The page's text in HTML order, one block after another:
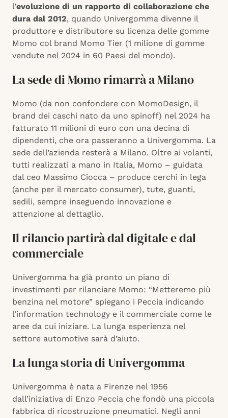
l’evoluzione di un rapporto di collaborazione che
dura dal 2012, quando Univergomma divenne il
produttore e distributore su licenza delle gomme
Momo col brand Momo Tier (1 milione di gomme
vendute nel 2024 in 60 Paesi del mondo).
La sede di Momo rimarrà a Milano
Momo (da non confondere con MomoDesign, il
brand dei caschi nato da uno spinoff) nel 2024 ha
fatturato 11 milioni di euro con una decina di
dipendenti, che ora passeranno a Univergomma. La
sede dell’azienda resterà a Milano. Oltre ai volanti,
tutti realizzati a mano in Italia, Momo – guidata
dal ceo Massimo Ciocca – produce cerchi in lega
(anche per il mercato consumer), tute, guanti,
sedili, sempre inseguendo innovazione e
attenzione al dettaglio.
Il rilancio partirà dal digitale e dal
commerciale
Univergomma ha già pronto un piano di
investimenti per rilanciare Momo: “Metteremo più
benzina nel motore” spiegano i Peccia indicando
l’information technology e il commerciale come le
aree da cui iniziare. La lunga esperienza nel
settore automotive sarà d’aiuto.
La lunga storia di Univergomma
Univergomma è nata a Firenze nel 1956
dall’iniziativa di Enzo Peccia che fondò una piccola
fabbrica di ricostruzione pneumatici. Negli anni